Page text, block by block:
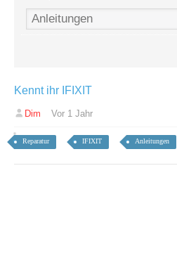
Kennt ihr IFIXIT
Dim Vor 1 Jahr
Reparatur IFIXIT Anleitungen